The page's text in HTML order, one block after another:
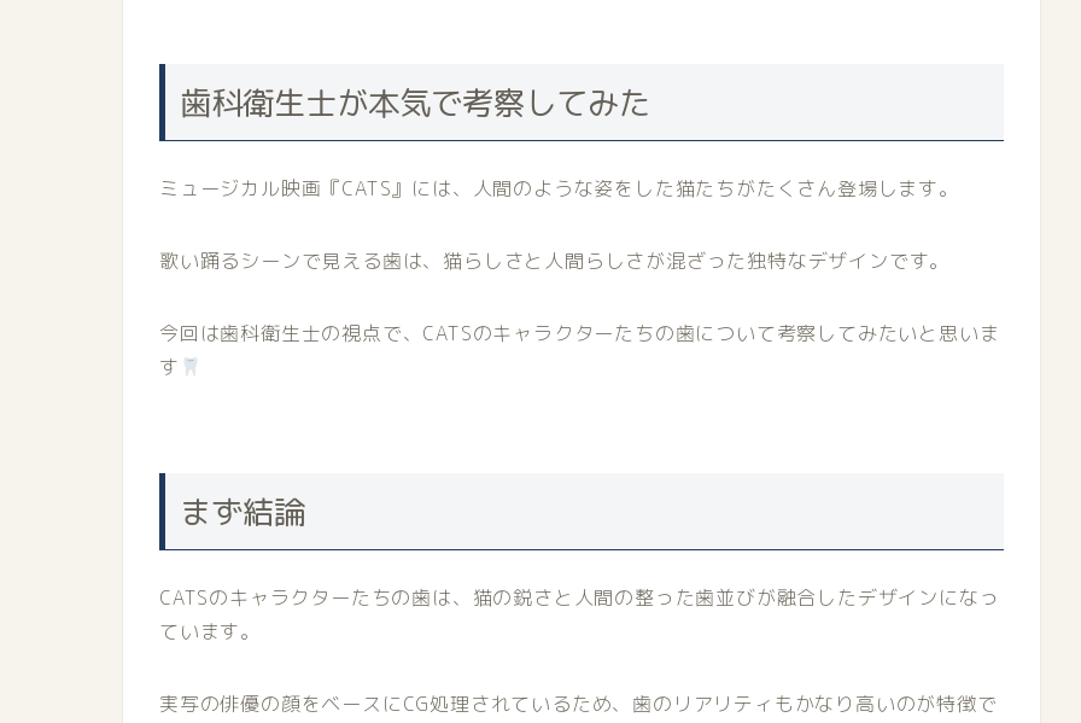
歯科衛生士が本気で考察してみた
ミュージカル映画『CATS』には、人間のような姿をした猫たちがたくさん登場します。
歌い踊るシーンで見える歯は、猫らしさと人間らしさが混ざった独特なデザインです。
今回は歯科衛生士の視点で、CATSのキャラクターたちの歯について考察してみたいと思いま
す
まず結論
CATSのキャラクターたちの歯は、猫の鋭さと人間の整った歯並びが融合したデザインになっ
ています。
実写の俳優の顔をベースにCG処理されているため、歯のリアリティもかなり高いのが特徴で